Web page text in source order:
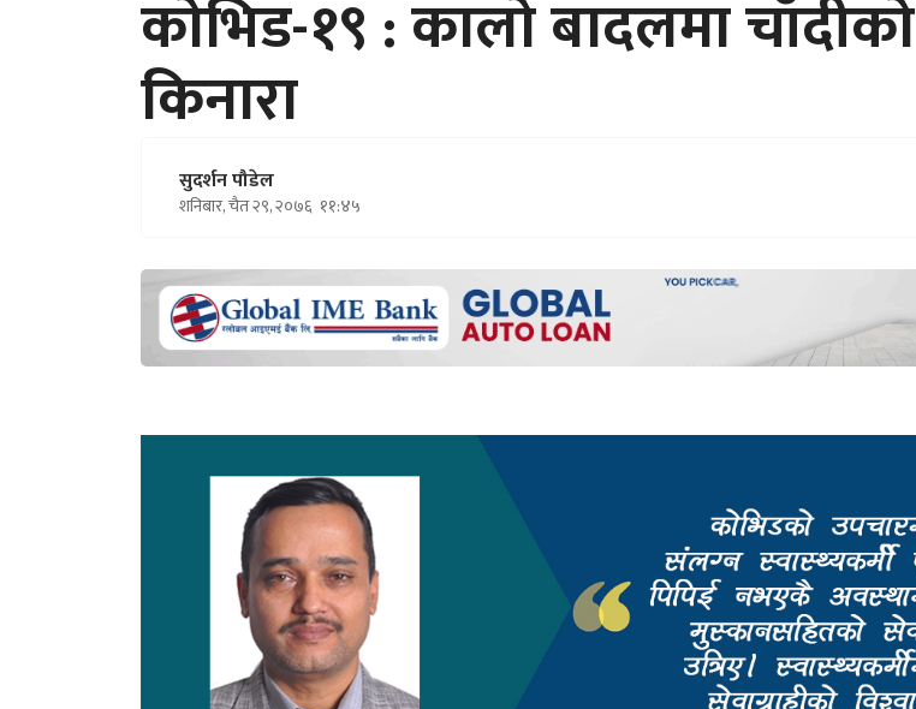
कोभिड-१९ : कालो बादलमा चाँदीको
किनारा
सुदर्शन पौडेल
शनिबार, चैत २९, २०७६ ११:४५